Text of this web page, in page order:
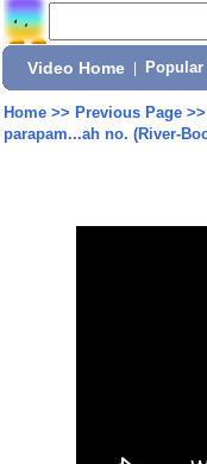
Video Home
Home>> Previous Page>>
parapam...ah no. (River-